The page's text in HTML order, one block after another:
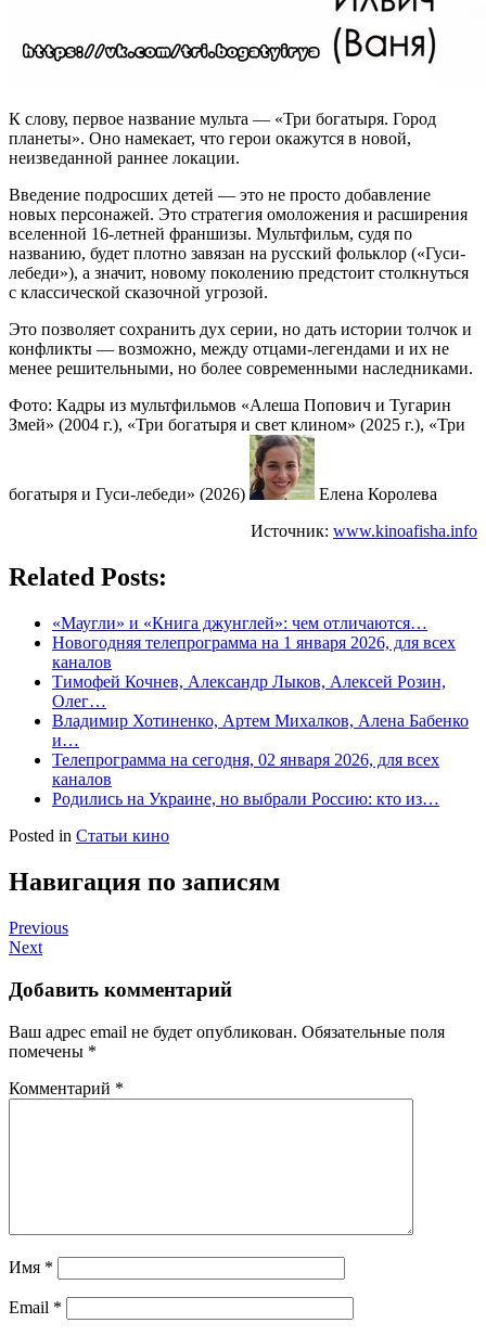
К слову, первое название мульта — «Три богатыря. Город
планеты». Оно намекает, что герои окажутся в новой,
неизведанной раннее локации.
Введение подросших детей — это не просто добавление
новых персонажей. Это стратегия омоложения и расширения
вселенной 16-летней франшизы. Мультфильм, судя по
названию, будет плотно завязан на русский фольклор («Гуси-
лебеди»), а значит, новому поколению предстоит столкнуться
с классической сказочной угрозой.
Это позволяет сохранить дух серии, но дать истории толчок и
конфликты — возможно, между отцами-легендами и их не
менее решительными, но более современными наследниками.
Фото: Кадры из мультфильмов «Алеша Попович и Тугарин
Змей» (2004 г.), «Три богатыря и свет клином» (2025 г.), «Три
богатыря и Гуси-лебеди» (2026)
Елена Королева
Источник: www.kinoafisha.info
Related Posts:
«Маугли» и «Книга джунглей»: чем отличаются…
Новогодняя телепрограмма на 1 января 2026, для всех
каналов
Тимофей Кочнев, Александр Лыков, Алексей Розин,
Олег…
Владимир Хотиненко, Артем Михалков, Алена Бабенко
и…
Телепрограмма на сегодня, 02 января 2026, для всех
каналов
Родились на Украине, но выбрали Россию: кто из…
Posted in Статьи кино
Навигация по записям
Previous
Next
Добавить комментарий
Ваш адрес email не будет опубликован. Обязательные поля
помечены *
Комментарий *
Имя *
Email *